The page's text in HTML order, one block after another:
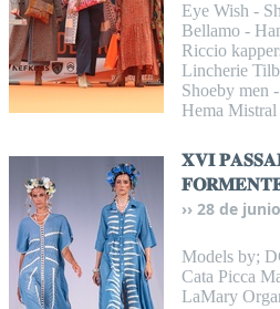
Eye Wish -
Bellamo -
Riccio
Lincherie
Shoeby men
Hema
𝐗𝐕𝐈
28 de
Models by;
Cata Picca
LaMary